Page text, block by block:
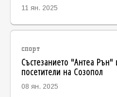
11 ян. 2025
спорт
Състезанието "Антеа
посетители на Созопол
08 ян. 2025